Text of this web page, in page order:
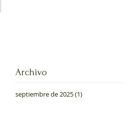
Archivo
septiembre de 2025(1)